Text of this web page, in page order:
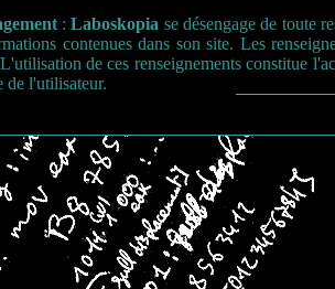
:Laboskopia se désengage de toute
contenues dans son site. Les
de ces renseignements constitue
de l'utilisateur.